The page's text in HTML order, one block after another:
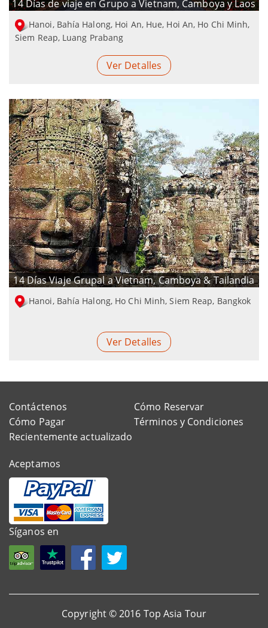
14 Días de viaje en Grupo a Vietnam, Camboya y Laos
Hanoi, Bahía Halong, Hoi An, Hue, Hoi An, Ho Chi Minh,
Siem Reap, Luang Prabang
Ver Detalles
14 Días Viaje Grupal a Vietnam, Camboya & Tailandia
Hanoi, Bahía Halong, Ho Chi Minh, Siem Reap, Bangkok
Ver Detalles
Contáctenos
Cómo Reservar
Cómo Pagar
Términos y Condiciones
Recientemente actualizado
Aceptamos
Síganos en
Copyright © 2016 Top Asia Tour